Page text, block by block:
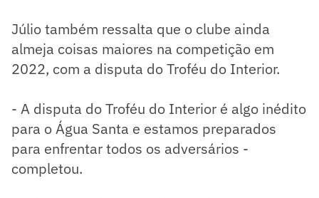
Júlio também ressalta que o clube ainda
almeja coisas maiores na competição em
2022, com a disputa do Troféu do Interior.
- A disputa do Troféu do Interior é algo inédito
para o Água Santa e estamos preparados
para enfrentar todos os adversários -
completou.